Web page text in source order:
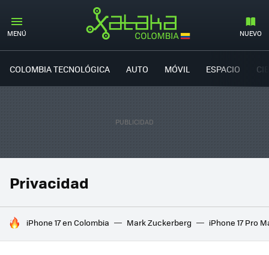
MENÚ NUEVO
COLOMBIA TECNOLÓGICA AUTO MÓVIL ESPACIO
Privacidad
HOY SE HABLA DE
iPhone 17 en Colombia Mark Zuckerberg iPhone 17 Pro